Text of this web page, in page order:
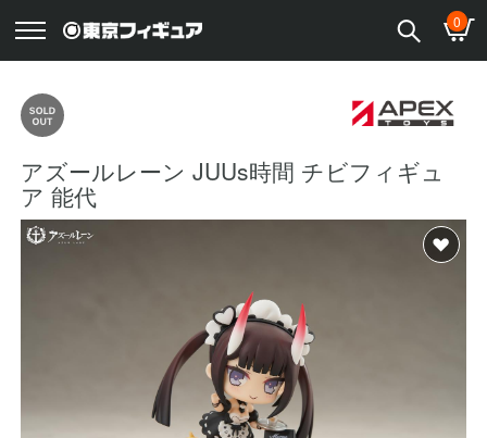
0
アズールレーン JUUs時間 チビフィギュ
ア 能代